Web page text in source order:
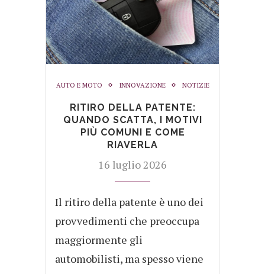
AUTO E MOTO INNOVAZIONE NOTIZIE
RITIRO DELLA PATENTE:
QUANDO SCATTA, I MOTIVI
PIÙ COMUNI E COME
RIAVERLA
16 luglio 2026
Il ritiro della patente è uno dei
provvedimenti che preoccupa
maggiormente gli
automobilisti, ma spesso viene